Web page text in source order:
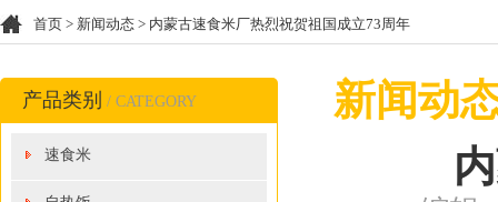
首页 > 新闻动态 > 内蒙古速食米厂热烈祝贺祖国成立73周年
产品类别 / CATEGORY
速食米
新闻动